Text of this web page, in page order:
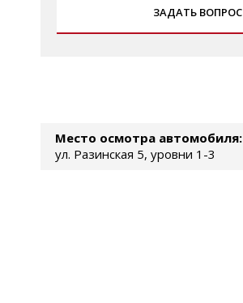
ЗАДАТЬ ВОПРОС
Место осмотра автомобиля:
ул. Разинская 5, уровни 1-3